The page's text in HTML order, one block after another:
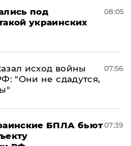
под
украинских
08:05
исход войны
"Они не сдадутся,
07:56
БПЛА бьют07:39